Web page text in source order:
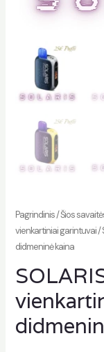
Pagrindinis/Šios
vienkartiniai garintuvai/
didmeninė kaina